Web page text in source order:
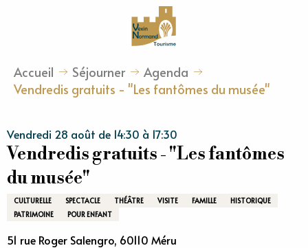
Accueil Séjourner
Agenda
Vendredis gratuits - "Les fantômes du musée"
Vendredi 28 août de 14:30 à 17:30
Vendredis gratuits - "Les fantômes
du musée"
CULTURELLE SPECTACLE THÉÂTRE VISITE FAMILLE
HISTORIQUE
PATRIMOINE
POUR ENFANT
51 rue Roger Salengro, 60110 Méru